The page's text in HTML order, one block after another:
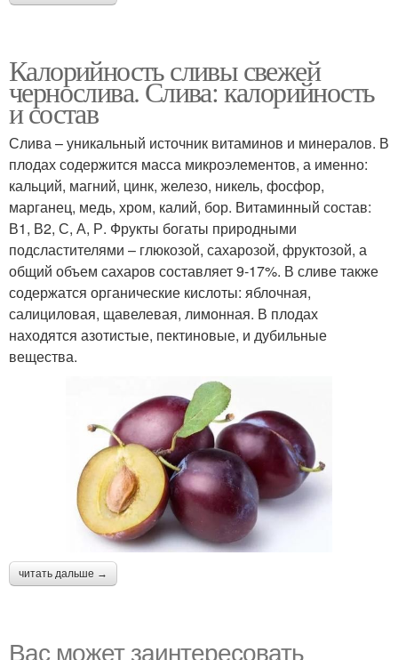
Калорийность сливы свежей
чернослива. Слива: калорийность
и состав
Слива – уникальный источник витаминов и минералов. В
плодах содержится масса микроэлементов, а именно:
кальций, магний, цинк, железо, никель, фосфор,
марганец, медь, хром, калий, бор. Витаминный состав:
В1, В2, С, А, Р. Фрукты богаты природными
подсластителями – глюкозой, сахарозой, фруктозой, а
общий объем сахаров составляет 9-17%. В сливе также
содержатся органические кислоты: яблочная,
салициловая, щавелевая, лимонная. В плодах
находятся азотистые, пектиновые, и дубильные
вещества.
читать дальше →
Вас может заинтересовать